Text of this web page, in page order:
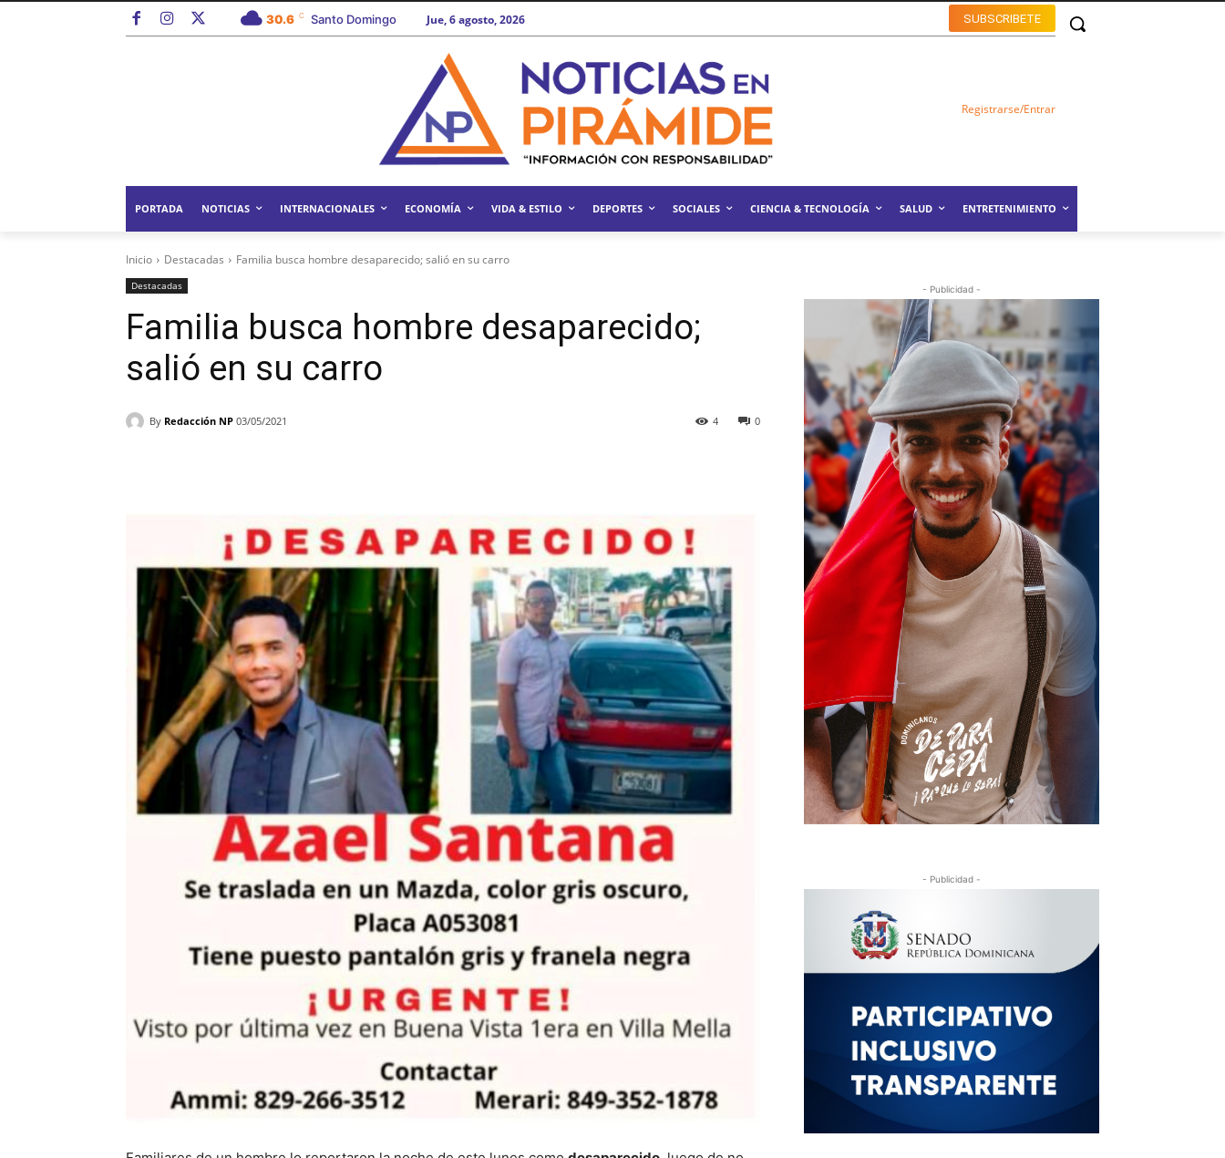
30.6 C Santo Domingo SUBSCRIBETE
Jue, 6 agosto, 2026
Registrarse/Entrar
PORTADA NOTICIAS INTERNACIONALES ECONOMÍA VIDA & ESTILO DEPORTES SOCIALES CIENCIA & TECNOLOGÍA SALUD ENTRETENIMIENTO
Inicio Destacadas Familia busca hombre desaparecido; salió en su carro
Destacadas
Familia busca hombre desaparecido;
salió en su carro
By Redacción NP 03/05/2021 0
4
Pinterest Linkedin ReddIt
- Publicidad -
- Publicidad -